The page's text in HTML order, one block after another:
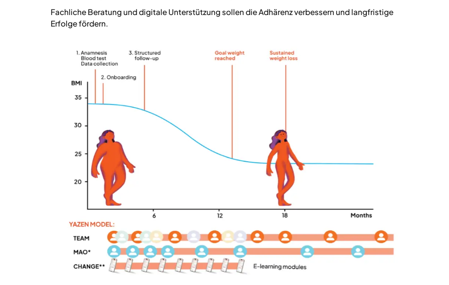
Fachliche Beratung und digitale Unterstützung sollen die Adhärenz verbessern und langfristige
Erfolge fördern.